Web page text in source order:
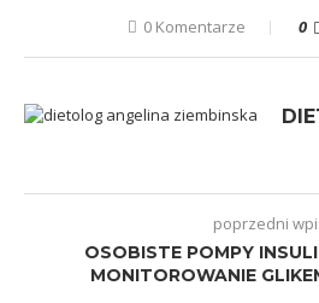
0 Komentarze 0
poprzedni
OSOBISTE POMPY
MONITOROWANIE